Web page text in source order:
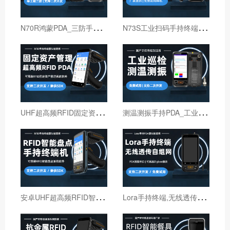
N
70R鸿蒙PDA_三防手持PDA终端_国产鸿蒙手持终端 N
73S工业扫码手持终端｜6寸仓库出入库PDA扫码枪
U
HF超高频RFID固定资产管理手持终端机 测
温测振手持PDA_工业巡检手持终端机_红外线测温PDA
安
卓UHF超高频RFID智能盘点手持终端设备 L
ora手持终端,无线透传自组网pda,高性能Lora智能巡检机